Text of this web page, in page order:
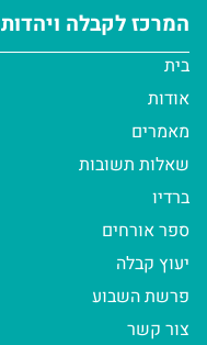
המרכז לקבלה ויהדות
בית
אודות
מאמרים
שאלות תשובות
ברדיו
ספר אורחים
יעוץ קבלה
פרשת השבוע
צור קשר